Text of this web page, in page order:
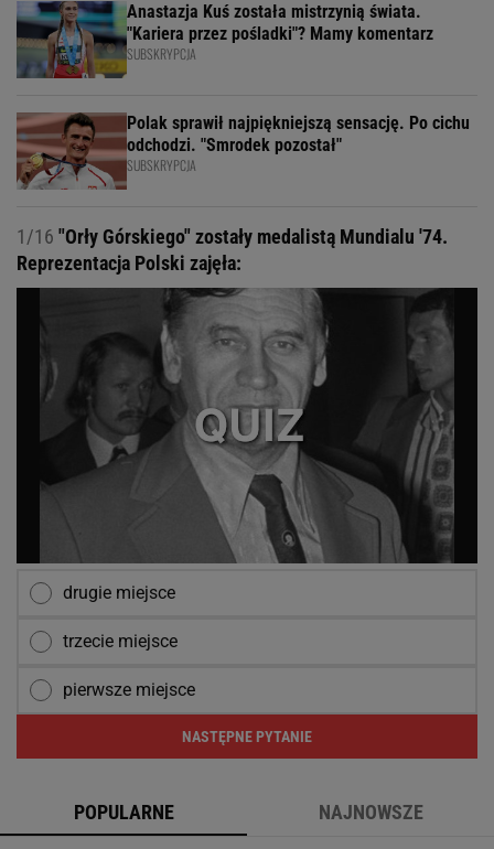
Anastazja Kuś została mistrzynią świata.
"Kariera przez pośladki"? Mamy komentarz
SUBSKRYPCJA
Polak sprawił najpiękniejszą sensację. Po cichu
odchodzi. "Smrodek pozostał"
SUBSKRYPCJA
1/16 "Orły Górskiego" zostały medalistą Mundialu '74.
Reprezentacja Polski zajęła:
drugie miejsce
trzecie miejsce
pierwsze miejsce
NASTĘPNE PYTANIE
POPULARNE NAJNOWSZE